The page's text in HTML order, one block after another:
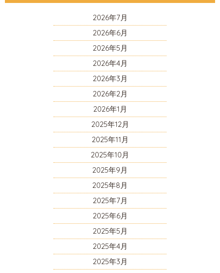
2026年7月
2026年6月
2026年5月
2026年4月
2026年3月
2026年2月
2026年1月
2025年12月
2025年11月
2025年10月
2025年9月
2025年8月
2025年7月
2025年6月
2025年5月
2025年4月
2025年3月